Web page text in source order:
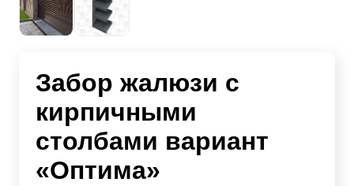
Забор жалюзи с
кирпичными
столбами вариант
«Оптима»